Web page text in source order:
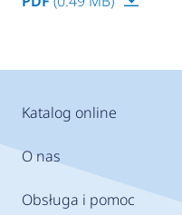
Katalog online
O nas
Obsługa i pomoc